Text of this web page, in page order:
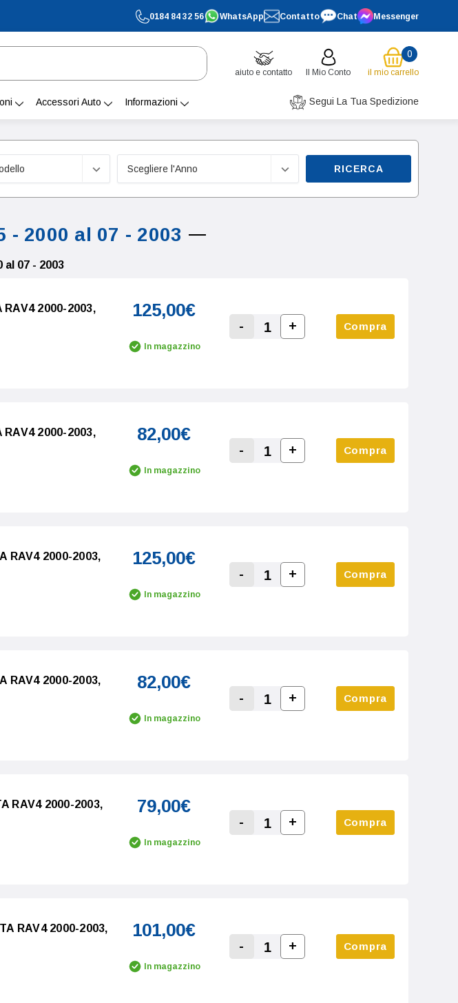
0184 84 32 56 WhatsApp Contatto Chat Messenger
aiuto e contatto Il Mio Conto
0
il mio carrello
Accessori Auto Informazioni Segui La Tua Spedizione
RICERCA
- 2000 al 07 - 2003
al 07 - 2003
2000-2003,
125,00€
In magazzino Decrease Quantity:
-
Increase Quantity:
+ Compra
2000-2003,
82,00€
In magazzino Decrease Quantity:
-
Increase Quantity:
+ Compra
2000-2003,
125,00€
In magazzino Decrease Quantity:
-
Increase Quantity:
+ Compra
2000-2003,
82,00€
In magazzino Decrease Quantity:
-
Increase Quantity:
+ Compra
2000-2003,
79,00€
In magazzino Decrease Quantity:
-
Increase Quantity:
+ Compra
RAV4 2000-2003,
101,00€
In magazzino Decrease Quantity:
-
Increase Quantity:
+ Compra